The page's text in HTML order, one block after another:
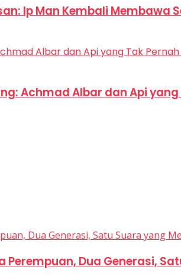
Ip Man Kembali Membawa
Achmad Albar dan Api
Perempuan, Dua Generasi,